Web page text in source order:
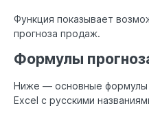
Функция показывает
прогноза продаж.
Формулы
Ниже — основные формулы
Excel с русскими